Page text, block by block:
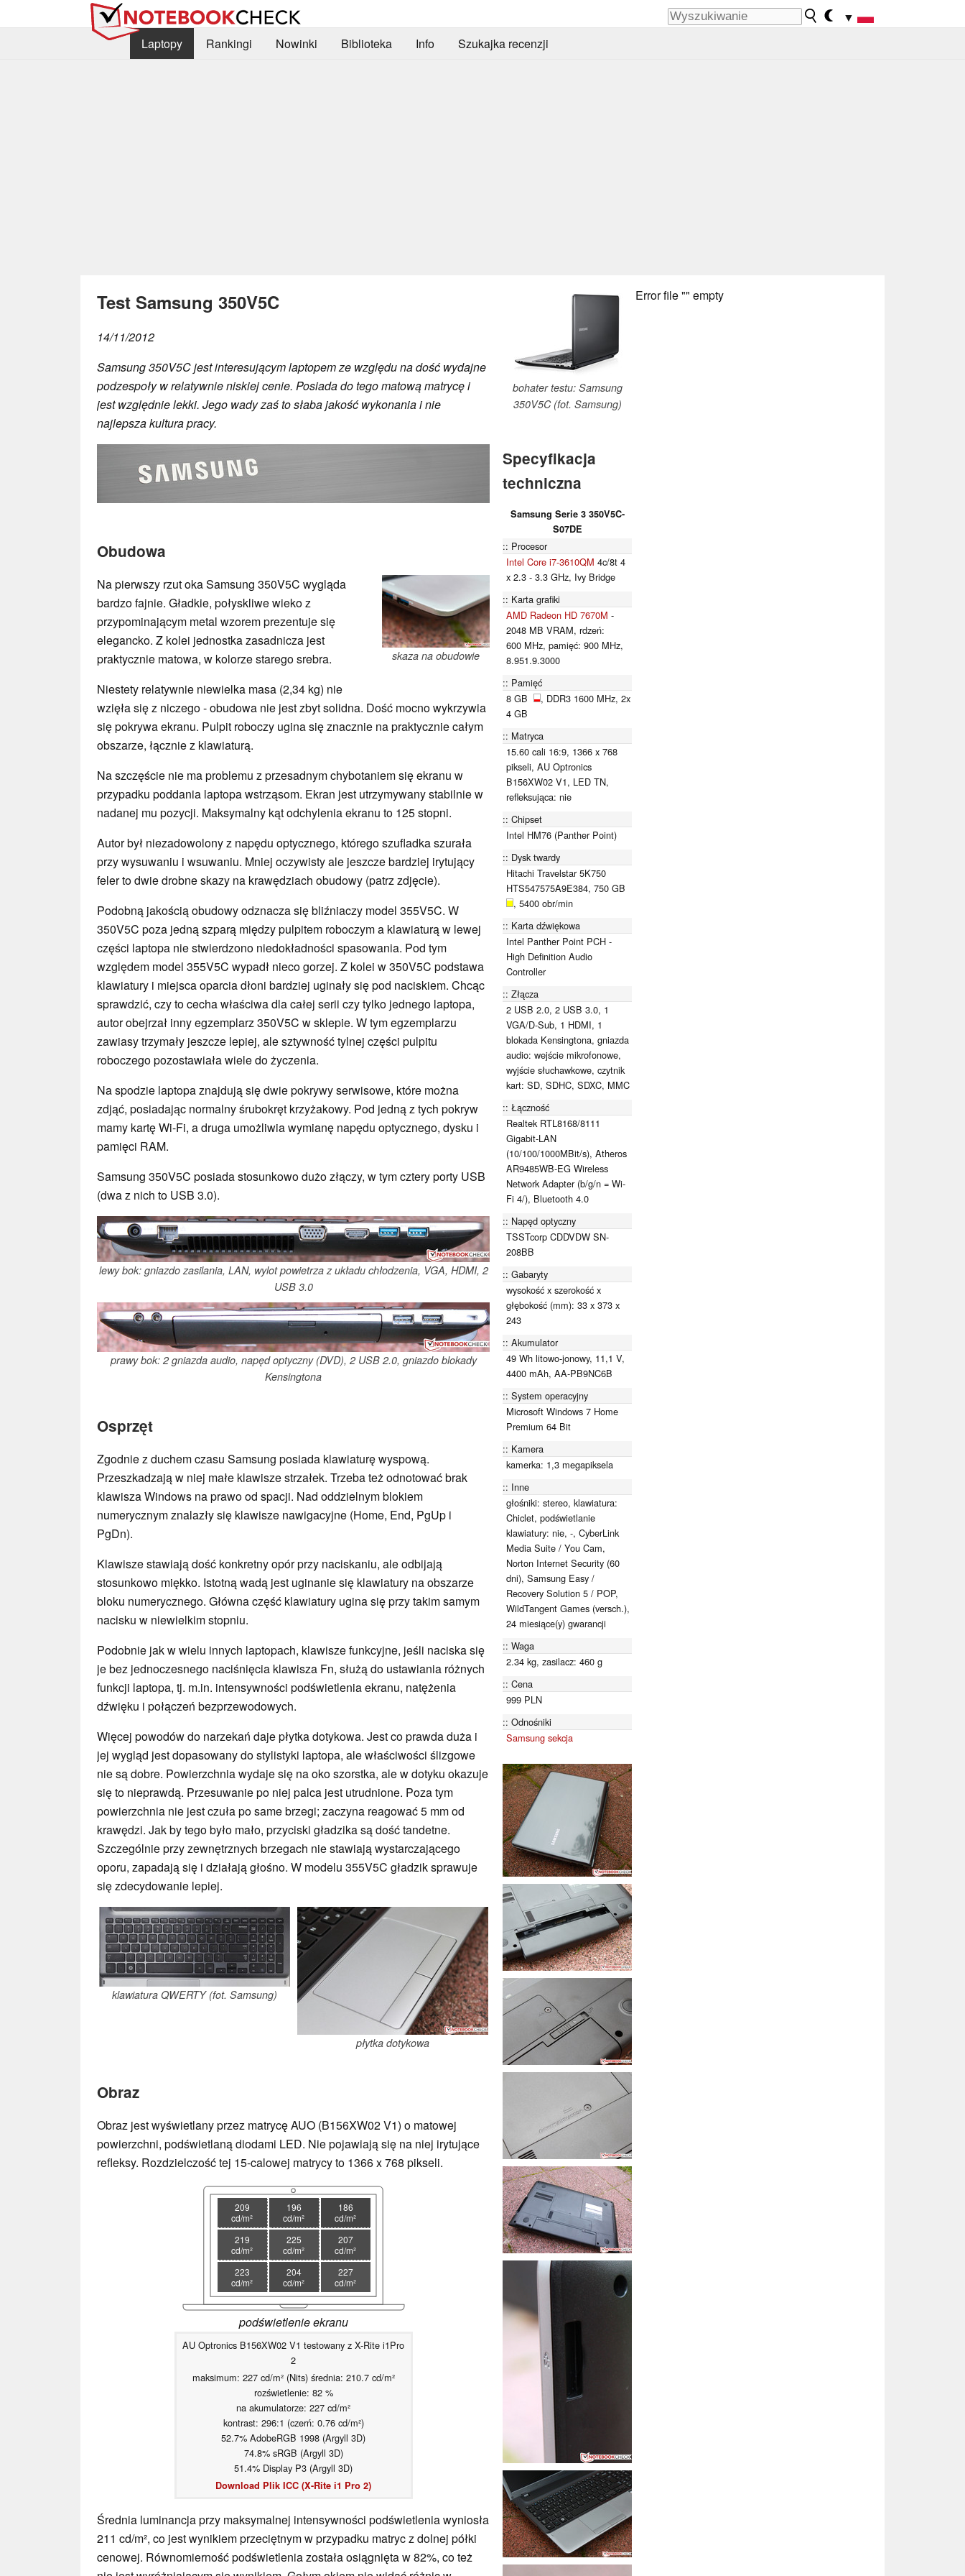
▼
Laptopy
Rankingi Nowinki Biblioteka Info Szukajka recenzji
Test Samsung 350V5C
14/11/2012
Samsung 350V5C jest interesującym laptopem ze względu na dość wydajne
podzespoły w relatywnie niskiej cenie. Posiada do tego matową matrycę i
jest względnie lekki. Jego wady zaś to słaba jakość wykonania i nie
najlepsza kultura pracy.
Obudowa
skaza na obudowie
Na pierwszy rzut oka Samsung 350V5C wygląda
bardzo fajnie. Gładkie, połyskliwe wieko z
przypominającym metal wzorem prezentuje się
elegancko. Z kolei jednostka zasadnicza jest
praktycznie matowa, w kolorze starego srebra.
Niestety relatywnie niewielka masa (2,34 kg) nie
wzięła się z niczego - obudowa nie jest zbyt solidna. Dość mocno wykrzywia
się pokrywa ekranu. Pulpit roboczy ugina się znacznie na praktycznie całym
obszarze, łącznie z klawiaturą.
Na szczęście nie ma problemu z przesadnym chybotaniem się ekranu w
przypadku poddania laptopa wstrząsom. Ekran jest utrzymywany stabilnie w
nadanej mu pozycji. Maksymalny kąt odchylenia ekranu to 125 stopni.
Autor był niezadowolony z napędu optycznego, którego szufladka szurała
przy wysuwaniu i wsuwaniu. Mniej oczywisty ale jeszcze bardziej irytujący
feler to dwie drobne skazy na krawędziach obudowy (patrz zdjęcie).
Podobną jakością obudowy odznacza się bliźniaczy model 355V5C. W
350V5C poza jedną szparą między pulpitem roboczym a klawiaturą w lewej
części laptopa nie stwierdzono niedokładności spasowania. Pod tym
względem model 355V5C wypadł nieco gorzej. Z kolei w 350V5C podstawa
klawiatury i miejsca oparcia dłoni bardziej uginały się pod naciskiem. Chcąc
sprawdzić, czy to cecha właściwa dla całej serii czy tylko jednego laptopa,
autor obejrzał inny egzemplarz 350V5C w sklepie. W tym egzemplarzu
zawiasy trzymały jeszcze lepiej, ale sztywność tylnej części pulpitu
roboczego pozostawiała wiele do życzenia.
Na spodzie laptopa znajdują się dwie pokrywy serwisowe, które można
zdjąć, posiadając normalny śrubokręt krzyżakowy. Pod jedną z tych pokryw
mamy kartę Wi-Fi, a druga umożliwia wymianę napędu optycznego, dysku i
pamięci RAM.
Samsung 350V5C posiada stosunkowo dużo złączy, w tym cztery porty USB
(dwa z nich to USB 3.0).
lewy bok: gniazdo zasilania, LAN, wylot powietrza z układu chłodzenia, VGA, HDMI, 2
USB 3.0
prawy bok: 2 gniazda audio, napęd optyczny (DVD), 2 USB 2.0, gniazdo blokady
Kensingtona
Osprzęt
Zgodnie z duchem czasu Samsung posiada klawiaturę wyspową.
Przeszkadzają w niej małe klawisze strzałek. Trzeba też odnotować brak
klawisza Windows na prawo od spacji. Nad oddzielnym blokiem
numerycznym znalazły się klawisze nawigacyjne (Home, End, PgUp i
PgDn).
Klawisze stawiają dość konkretny opór przy naciskaniu, ale odbijają
stosunkowo miękko. Istotną wadą jest uginanie się klawiatury na obszarze
bloku numerycznego. Główna część klawiatury ugina się przy takim samym
nacisku w niewielkim stopniu.
Podobnie jak w wielu innych laptopach, klawisze funkcyjne, jeśli naciska się
je bez jednoczesnego naciśnięcia klawisza Fn, służą do ustawiania różnych
funkcji laptopa, tj. m.in. intensywności podświetlenia ekranu, natężenia
dźwięku i połączeń bezprzewodowych.
Więcej powodów do narzekań daje płytka dotykowa. Jest co prawda duża i
jej wygląd jest dopasowany do stylistyki laptopa, ale właściwości ślizgowe
nie są dobre. Powierzchnia wydaje się na oko szorstka, ale w dotyku okazuje
się to nieprawdą. Przesuwanie po niej palca jest utrudnione. Poza tym
powierzchnia nie jest czuła po same brzegi; zaczyna reagować 5 mm od
krawędzi. Jak by tego było mało, przyciski gładzika są dość tandetne.
Szczególnie przy zewnętrznych brzegach nie stawiają wystarczającego
oporu, zapadają się i działają głośno. W modelu 355V5C gładzik sprawuje
się zdecydowanie lepiej.
klawiatura QWERTY (fot. Samsung)
płytka dotykowa
Obraz
Obraz jest wyświetlany przez matrycę AUO (B156XW02 V1) o matowej
powierzchni, podświetlaną diodami LED. Nie pojawiają się na niej irytujące
refleksy. Rozdzielczość tej 15-calowej matrycy to 1366 x 768 pikseli.
209
cd/m²
196
cd/m²
186
cd/m²
219
cd/m²
225
cd/m²
207
cd/m²
223
cd/m²
204
cd/m²
227
cd/m²
podświetlenie ekranu
AU Optronics B156XW02 V1 testowany z X-Rite i1Pro
2
maksimum: 227 cd/m² (Nits) średnia: 210.7 cd/m²
rozświetlenie: 82 %
na akumulatorze: 227 cd/m²
kontrast: 296:1 (czerń: 0.76 cd/m²)
52.7% AdobeRGB 1998 (Argyll 3D)
74.8% sRGB (Argyll 3D)
51.4% Display P3 (Argyll 3D)
Download Plik ICC (X-Rite i1 Pro 2)
Średnia luminancja przy maksymalnej intensywności podświetlenia wyniosła
211 cd/m², co jest wynikiem przeciętnym w przypadku matryc z dolnej półki
cenowej. Równomierność podświetlenia została osiągnięta w 82%, co też
bohater testu: Samsung
350V5C (fot. Samsung)
Specyfikacja
techniczna
Samsung Serie 3 350V5C-
S07DE
Procesor
Intel Core i7-3610QM 4c/8t 4
x 2.3 - 3.3 GHz, Ivy Bridge
Karta grafiki
AMD Radeon HD 7670M -
2048 MB VRAM, rdzeń:
600 MHz, pamięć: 900 MHz,
8.951.9.3000
Pamięć
8 GB
, DDR3 1600 MHz, 2x
4 GB
Matryca
15.60 cali 16:9, 1366 x 768
pikseli, AU Optronics
B156XW02 V1, LED TN,
refleksująca: nie
Chipset
Intel HM76 (Panther Point)
Dysk twardy
Hitachi Travelstar 5K750
HTS547575A9E384, 750 GB
, 5400 obr/min
Karta dźwiękowa
Intel Panther Point PCH -
High Definition Audio
Controller
Złącza
2 USB 2.0, 2 USB 3.0, 1
VGA/D-Sub, 1 HDMI, 1
blokada Kensingtona, gniazda
audio: wejście mikrofonowe,
wyjście słuchawkowe, czytnik
kart: SD, SDHC, SDXC, MMC
Łączność
Realtek RTL8168/8111
Gigabit-LAN
(10/100/1000MBit/s), Atheros
AR9485WB-EG Wireless
Network Adapter (b/g/n = Wi-
Fi 4/), Bluetooth 4.0
Napęd optyczny
TSSTcorp CDDVDW SN-
208BB
Gabaryty
wysokość x szerokość x
głębokość (mm): 33 x 373 x
243
Akumulator
49 Wh litowo-jonowy, 11,1 V,
4400 mAh, AA-PB9NC6B
System operacyjny
Microsoft Windows 7 Home
Premium 64 Bit
Kamera
kamerka: 1,3 megapiksela
Inne
głośniki: stereo, klawiatura:
Chiclet, podświetlanie
klawiatury: nie, -, CyberLink
Media Suite / You Cam,
Norton Internet Security (60
dni), Samsung Easy /
Recovery Solution 5 / POP,
WildTangent Games (versch.),
24 miesiące(y) gwarancji
Waga
2.34 kg, zasilacz: 460 g
Cena
999 PLN
Odnośniki
Samsung sekcja
Error file "" empty